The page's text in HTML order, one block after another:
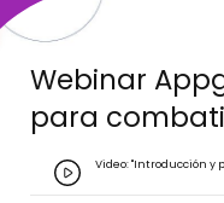
Webinar
para
Video: "Introducción y